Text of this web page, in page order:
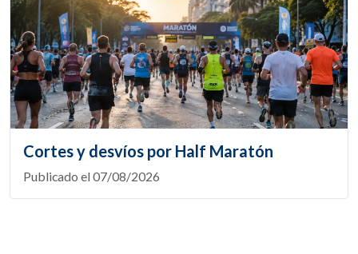
Cortes y desvíos por Half Maratón
Publicado el 07/08/2026